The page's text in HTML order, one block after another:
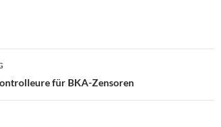
für BKA-Zensoren